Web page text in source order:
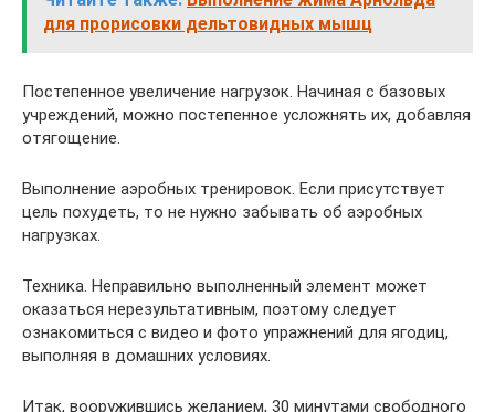
для прорисовки дельтовидных мышц
Постепенное увеличение нагрузок. Начиная с базовых
учреждений, можно постепенное усложнять их, добавляя
отягощение.
Выполнение аэробных тренировок. Если присутствует
цель похудеть, то не нужно забывать об аэробных
нагрузках.
Техника. Неправильно выполненный элемент может
оказаться нерезультативным, поэтому следует
ознакомиться с видео и фото упражнений для ягодиц,
выполняя в домашних условиях.
Итак, вооружившись желанием, 30 минутами свободного